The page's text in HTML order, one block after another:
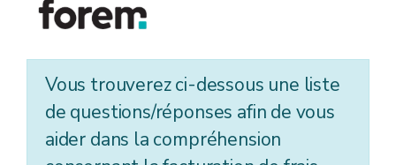
Vous trouverez ci-dessous une liste
de questions/réponses afin de vous
aider dans la compréhension